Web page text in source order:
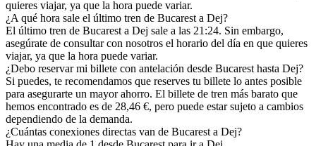
quieres viajar, ya que la hora puede variar.
¿A qué hora sale el último tren de Bucarest a Dej?
El último tren de Bucarest a Dej sale a las 21:24. Sin embargo,
asegúrate de consultar con nosotros el horario del día en que quieres
viajar, ya que la hora puede variar.
¿Debo reservar mi billete con antelación desde Bucarest hasta Dej?
Si puedes, te recomendamos que reserves tu billete lo antes posible
para asegurarte un mayor ahorro. El billete de tren más barato que
hemos encontrado es de 28,46 €, pero puede estar sujeto a cambios
dependiendo de la demanda.
¿Cuántas conexiones directas van de Bucarest a Dej?